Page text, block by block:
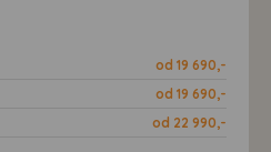
od 19 690,-
od 19 690,-
od 22 990,-